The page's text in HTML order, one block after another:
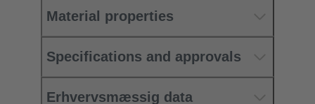
Material properties
Specifications and approvals
Erhvervsmæssig data